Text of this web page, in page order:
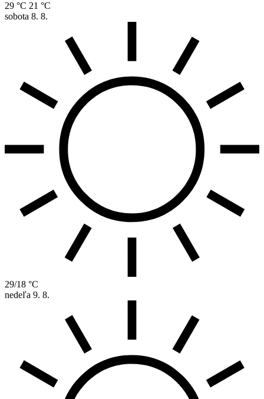
29 °C 21 °C
sobota 8. 8.
29/18 °C
nedeľa 9. 8.